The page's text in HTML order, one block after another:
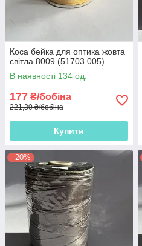
Коса бейка для оптика жовта
світла 8009 (51703.005)
В наявності 134 од.
177 ₴/бобіна
221,30 ₴/бобіна
Купити
–20%